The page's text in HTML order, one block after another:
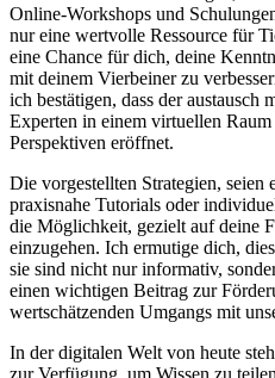
Online-Workshops und
nur eine wertvolle Ressource für
eine Chance für dich, deine
mit deinem Vierbeiner zu
ich⁣ bestätigen, dass der austausch
Experten in⁤ einem‌ virtuellen
Perspektiven eröffnet.
Die ‌vorgestellten​ Strategien, seien
praxisnahe Tutorials oder
die Möglichkeit, gezielt ⁢auf ⁣deine⁢
einzugehen.‍ Ich ermutige dich,
‍sie sind⁣ nicht nur informativ,
einen ⁢wichtigen Beitrag zur
⁤wertschätzenden Umgangs ‌mit
In der digitalen Welt ⁢von‌ heute